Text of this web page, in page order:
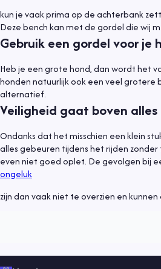
kun je vaak prima op de achterbank
Deze bench kan met de gordel die wij
Gebruik een gordel voor je
Heb je een grote hond, dan wordt het
honden natuurlijk ook een veel grotere
alternatief.
Veiligheid gaat boven alles
Ondanks dat het misschien een klein
alles gebeuren tijdens het rijden
even niet goed oplet. De gevolgen bij
ongeluk
zijn dan vaak niet te overzien en
Tips 25 oktober 2021
Wat kost een hond?